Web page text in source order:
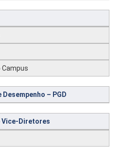
Campus
– PGD
Vice-Diretores